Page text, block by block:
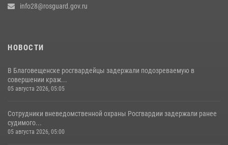
info28@rosguard.gov.ru
НОВОСТИ
В Благовещенске росгвардейцы задержали подозреваемую в
совершении краж...
05 августа 2026, 05:05
Сотрудники вневедомственной охраны Росгвардии задержали ранее
судимого...
05 августа 2026, 05:00